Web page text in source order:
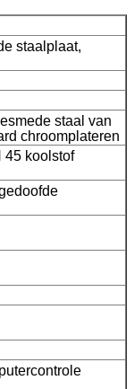
staalplaat,
staal van
chroomplateren
45 koolstof